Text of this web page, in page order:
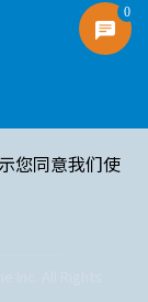
Inc. All Rights
您同意我们使
0